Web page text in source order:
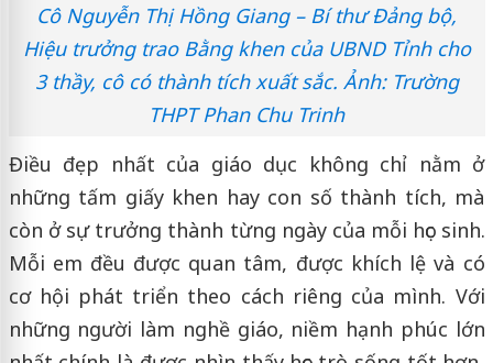
Cô Nguyễn Thị Hồng Giang – Bí thư Đảng bộ,
Hiệu trưởng trao Bằng khen của UBND Tỉnh cho
3 thầy, cô có thành tích xuất sắc. Ảnh: Trường
THPT Phan Chu Trinh
Điều đẹp nhất của giáo dục không chỉ nằm ở
những tấm giấy khen hay con số thành tích, mà
còn ở sự trưởng thành từng ngày của mỗi học sinh.
Mỗi em đều được quan tâm, được khích lệ và có
cơ hội phát triển theo cách riêng của mình. Với
những người làm nghề giáo, niềm hạnh phúc lớn